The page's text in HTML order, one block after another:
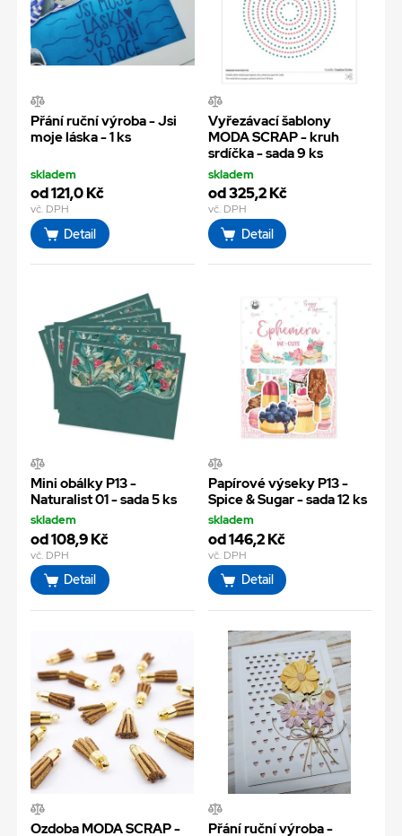
Přání ruční výroba - Jsi
moje láska - 1 ks
skladem
od 121,0 Kč
vč. DPH
Detail
Vyřezávací šablony
MODA SCRAP - kruh
srdíčka - sada 9 ks
skladem
od 325,2 Kč
vč. DPH
Detail
Mini obálky P13 -
Naturalist 01 - sada 5 ks
skladem
od 108,9 Kč
vč. DPH
Detail
Papírové výseky P13 -
Spice & Sugar - sada 12 ks
skladem
od 146,2 Kč
vč. DPH
Detail
Ozdoba MODA SCRAP -
Přání ruční výroba -